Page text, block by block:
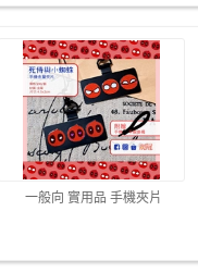
一般向 實用品 手機夾片